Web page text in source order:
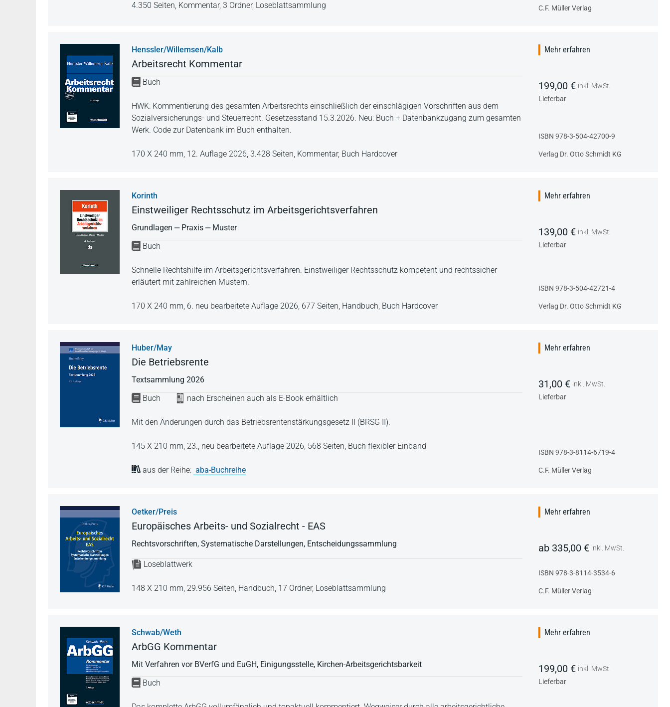
4.350 Seiten, Kommentar, 3 Ordner, Loseblattsammlung C.F. Müller Verlag
Henssler/Willemsen/Kalb
Arbeitsrecht Kommentar
Buch
HWK: Kommentierung des gesamten Arbeitsrechts einschließlich der einschlägigen Vorschriften aus dem
Sozialversicherungs- und Steuerrecht. Gesetzesstand 15.3.2026. Neu: Buch + Datenbankzugang zum gesamten
Werk. Code zur Datenbank im Buch enthalten.
170 X 240 mm, 12. Auflage 2026, 3.428 Seiten, Kommentar, Buch Hardcover
Mehr erfahren
199,00 € inkl. MwSt.
Lieferbar
ISBN 978-3-504-42700-9
Verlag Dr. Otto Schmidt KG
Korinth
Einstweiliger Rechtsschutz im Arbeitsgerichtsverfahren
Grundlagen ‒ Praxis ‒ Muster
Buch
Schnelle Rechtshilfe im Arbeitsgerichtsverfahren. Einstweiliger Rechtsschutz kompetent und rechtssicher
erläutert mit zahlreichen Mustern.
170 X 240 mm, 6. neu bearbeitete Auflage 2026, 677 Seiten, Handbuch, Buch Hardcover
Mehr erfahren
139,00 € inkl. MwSt.
Lieferbar
ISBN 978-3-504-42721-4
Verlag Dr. Otto Schmidt KG
Huber/May
Die Betriebsrente
Textsammlung 2026
Buch
nach Erscheinen auch als E-Book erhältlich
Mit den Änderungen durch das Betriebsrentenstärkungsgesetz II (BRSG II).
145 X 210 mm, 23., neu bearbeitete Auflage 2026, 568 Seiten, Buch flexibler Einband
aus der Reihe: aba-Buchreihe
Mehr erfahren
31,00 € inkl. MwSt.
Lieferbar
ISBN 978-3-8114-6719-4
C.F. Müller Verlag
Oetker/Preis
Europäisches Arbeits- und Sozialrecht - EAS
Rechtsvorschriften, Systematische Darstellungen, Entscheidungssammlung
Loseblattwerk
148 X 210 mm, 29.956 Seiten, Handbuch, 17 Ordner, Loseblattsammlung
Mehr erfahren
ab 335,00 € inkl. MwSt.
ISBN 978-3-8114-3534-6
C.F. Müller Verlag
Schwab/Weth
ArbGG Kommentar
Mit Verfahren vor BVerfG und EuGH, Einigungsstelle, Kirchen-Arbeitsgerichtsbarkeit
Buch
Mehr erfahren
199,00 € inkl. MwSt.
Lieferbar